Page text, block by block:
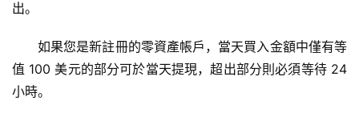
出。
如果您是新註冊的零資產帳戶，當天買入金額中僅有等
值 100 美元的部分可於當天提現，超出部分則必須等待 24
小時。